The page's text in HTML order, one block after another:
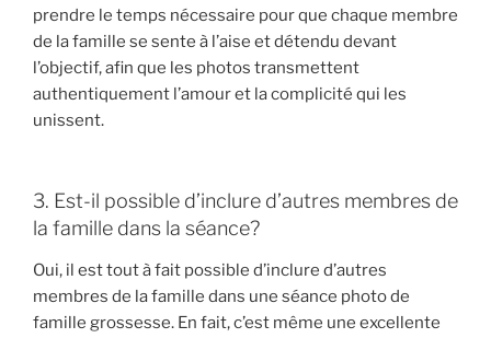
prendre le temps nécessaire pour que chaque membre
de la famille se sente à l’aise et détendu devant
l’objectif, afin que les photos transmettent
authentiquement l’amour et la complicité qui les
unissent.
3. Est-il possible d’inclure d’autres membres de
la famille dans la séance?
Oui, il est tout à fait possible d’inclure d’autres
membres de la famille dans une séance photo de
famille grossesse. En fait, c’est même une excellente